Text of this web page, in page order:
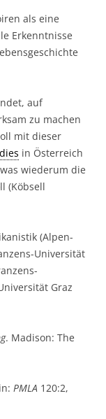
als eine
Erkenntnisse
auf
zu machen
mit dieser
in Österreich
wiederum die
(Köbsell
(Alpen-
Universität
Graz
. Madison: The
PMLA 120:2,